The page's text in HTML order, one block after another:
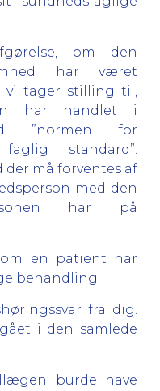
om den
har været
vi tager stilling til,
har handlet i
”normen for
standard”.
der må forventes af
med den
har på
en patient har
behandling.
fra dig.
i den samlede
burde have